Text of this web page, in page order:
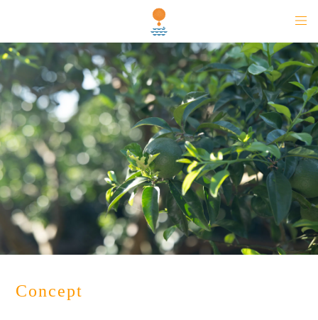
Concept